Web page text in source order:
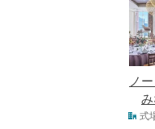
ノ
式